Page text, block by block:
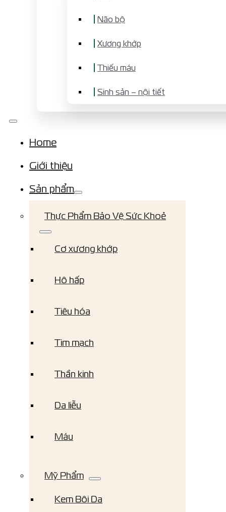
Não bộ
Xương khớp
Thiếu máu
Sinh sản – nội tiết
Home
Giới thiệu
Sản phẩm
Thực Phẩm Bảo Vệ Sức Khoẻ
Cơ xương khớp
Hô hấp
Tiêu hóa
Tim mạch
Thần kinh
Da liễu
Máu
Mỹ Phẩm
Kem Bôi Da